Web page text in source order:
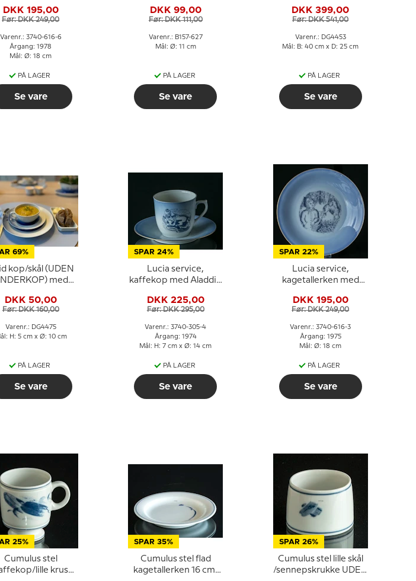
DKK 195,00
Før: DKK 249,00
Varenr.: 3740-616-6
Årgang: 1978
Mål: Ø: 18 cm
PÅ LAGER
Se vare
DKK 99,00
Før: DKK 111,00
Varenr.: B157-627
Mål: Ø: 11 cm
PÅ LAGER
Se vare
DKK 399,00
Før: DKK 541,00
Varenr.: DG4453
Mål: B: 40 cm x D: 25 cm
PÅ LAGER
Se vare
69%
kop/skål (UDEN
med
Mågestel (Hvid
473 (108)
Bing & Grøndahl
DKK 50,00
Før: DKK 160,00
Varenr.: DG4475
H: 5 cm x Ø: 10 cm
PÅ LAGER
Se vare
SPAR 24%
Lucia service,
kaffekop med Aladdin
Grøndahl
DKK 225,00
Før: DKK 295,00
Varenr.: 3740-305-4
Årgang: 1974
Mål: H: 7 cm x Ø: 14 cm
PÅ LAGER
Se vare
SPAR 22%
Lucia service,
kagetallerken med
Grøndahl
DKK 195,00
Før: DKK 249,00
Varenr.: 3740-616-3
Årgang: 1975
Mål: Ø: 18 cm
PÅ LAGER
Se vare
25%
Cumulus stel
lille krus
SPAR 35%
Cumulus stel flad
kagetallerken 16 cm,
SPAR 26%
Cumulus stel lille skål
/sennepskrukke UDEN